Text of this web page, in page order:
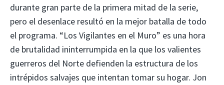
durante gran parte de la primera mitad de la serie,
pero el desenlace resultó en la mejor batalla de todo
el programa. “Los Vigilantes en el Muro” es una hora
de brutalidad ininterrumpida en la que los valientes
guerreros del Norte defienden la estructura de los
intrépidos salvajes que intentan tomar su hogar. Jon